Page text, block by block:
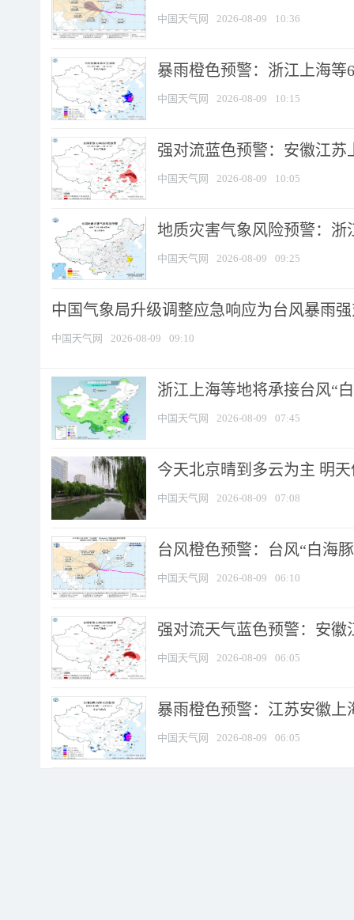
中国天气网 2026-08-09 10:36
暴雨橙色预警：浙江上海等
中国天气网 2026-08-09 10:15
强对流蓝色预警：安徽江苏
中国天气网 2026-08-09 10:05
地质灾害气象风险预警：浙
中国天气网 2026-08-09 09:25
中国气象局升级调整应急响应为台风暴雨
中国天气网 2026-08-09 09:10
浙江上海等地将承接台风“
中国天气网 2026-08-09 07:45
今天北京晴到多云为主 明
中国天气网 2026-08-09 07:08
台风橙色预警：台风“白海
中国天气网 2026-08-09 06:10
强对流天气蓝色预警：安徽
中国天气网 2026-08-09 06:05
暴雨橙色预警：江苏安徽上
中国天气网 2026-08-09 06:05